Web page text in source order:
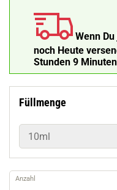
Wenn
noch Heute
Stunden 9
Füllmenge
10ml
Anzahl